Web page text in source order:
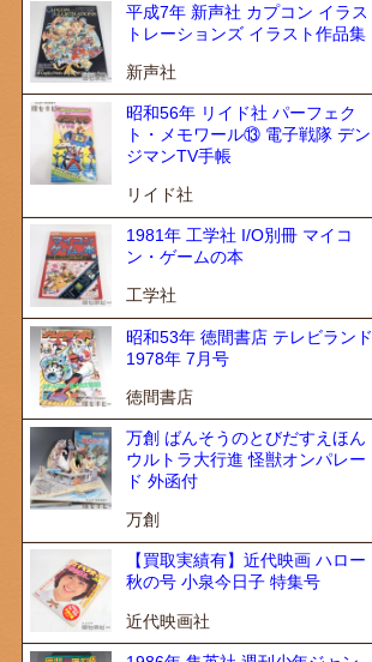
平成7年 新声社 カプコン イラス
トレーションズ イラスト作品集
新声社
昭和56年 リイド社 パーフェク
ト・メモワール⑬ 電子戦隊 デン
ジマンTV手帳
リイド社
1981年 工学社 I/O別冊 マイコ
ン・ゲームの本
工学社
昭和53年 徳間書店 テレビランド
1978年 7月号
徳間書店
万創 ばんそうのとびだすえほん
ウルトラ大行進 怪獣オンパレー
ド 外函付
万創
【買取実績有】近代映画 ハロー
秋の号 小泉今日子 特集号
近代映画社